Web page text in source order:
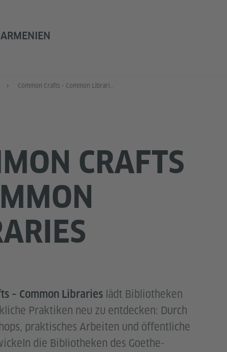
ARMENIEN
Common Crafts – Common Libraries
CRAFTS
– Common Libraries lädt Bibliotheken
Praktiken neu zu entdecken: Durch
praktisches Arbeiten und öffentliche
die Bibliotheken des Goethe-